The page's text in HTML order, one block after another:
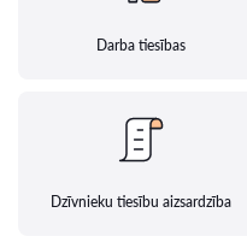
Darba tiesības
Dzīvnieku tiesību aizsardzība